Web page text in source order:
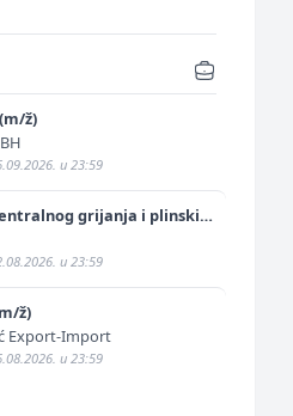
ž)
u 23:59
grijanja i plinskih
u 23:59
ž)
Export-Import
u 23:59